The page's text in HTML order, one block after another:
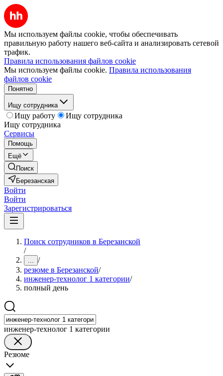
Мы используем файлы cookie, чтобы обеспечивать
правильную работу нашего веб-сайта и анализировать сетевой
трафик.
Правила использования файлов cookie
Мы используем файлы cookie. Правила использования
файлов cookie
Понятно
Ищу сотрудника
Ищу работу
Ищу сотрудника
Ищу сотрудника
Сервисы
Помощь
Ещё
Поиск
Березанская
Войти
Войти
Зарегистрироваться
Поиск сотрудников в Березанской
/
... /
резюме в Березанской/
инженер-технолог 1 категории/
полный день
инженер-технолог 1 категории
Резюме